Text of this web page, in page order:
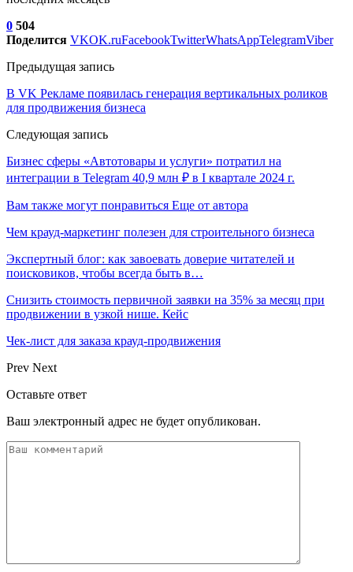
0 504
Поделится VKOK.ruFacebookTwitterWhatsAppTelegramViber
Предыдущая запись
В VK Рекламе появилась генерация вертикальных роликов
для продвижения бизнеса
Следующая запись
Бизнес сферы «Автотовары и услуги» потратил на
интеграции в Telegram 40,9 млн ₽ в I квартале 2024 г.
Вам также могут понравиться Еще от автора
Чем крауд-маркетинг полезен для строительного бизнеса
Экспертный блог: как завоевать доверие читателей и
поисковиков, чтобы всегда быть в…
Снизить стоимость первичной заявки на 35% за месяц при
продвижении в узкой нише. Кейс
Чек-лист для заказа крауд-продвижения
Prev Next
Оставьте ответ
Ваш электронный адрес не будет опубликован.